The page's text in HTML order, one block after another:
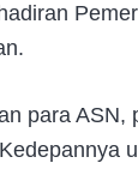
para ASN,